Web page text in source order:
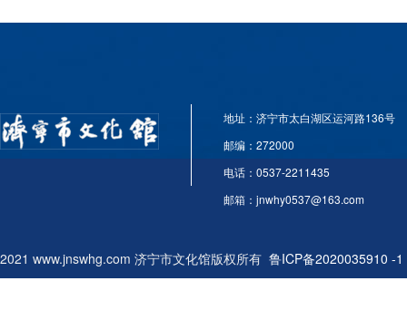
地址：济宁市太白湖区运河路136号
邮编：272000
电话：0537-2211435
邮箱：jnwhy0537@163.com
2021 www.jnswhg.com 济宁市文化馆版权所有 鲁ICP备2020035910 -1